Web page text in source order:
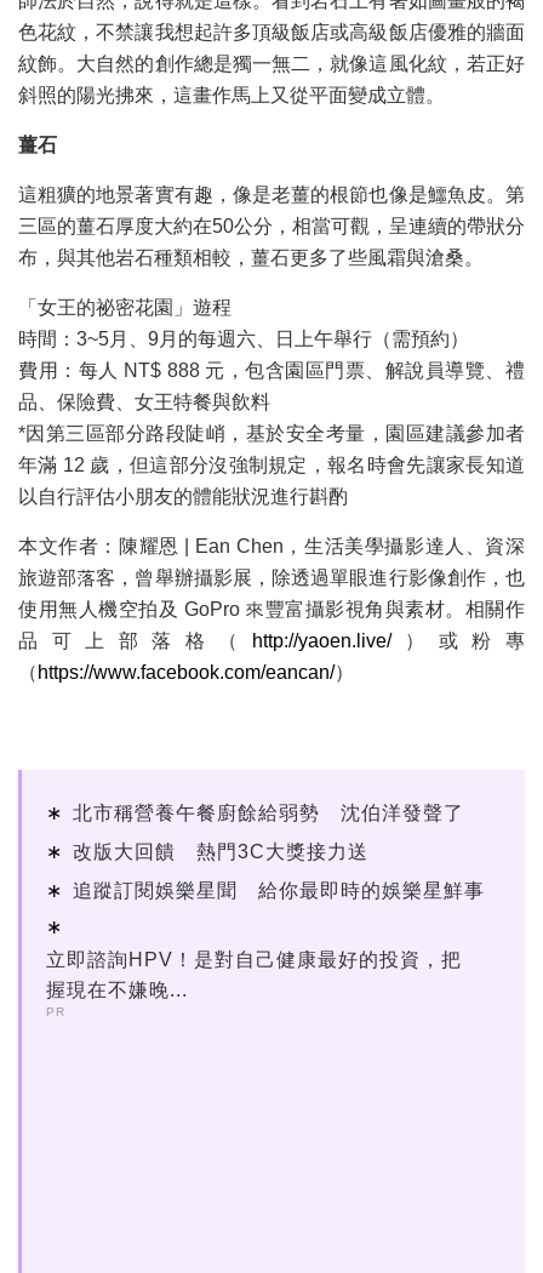
色花紋，不禁讓我想起許多頂級飯店或高級飯店優雅的牆面
紋飾。大自然的創作總是獨一無二，就像這風化紋，若正好
斜照的陽光拂來，這畫作馬上又從平面變成立體。
薑石
這粗獷的地景著實有趣，像是老薑的根節也像是鱷魚皮。第
三區的薑石厚度大約在50公分，相當可觀，呈連續的帶狀分
布，與其他岩石種類相較，薑石更多了些風霜與滄桑。
「女王的祕密花園」遊程
時間：3~5月、9月的每週六、日上午舉行（需預約）
費用：每人 NT$ 888 元，包含園區門票、解說員導覽、禮
品、保險費、女王特餐與飲料
*因第三區部分路段陡峭，基於安全考量，園區建議參加者
年滿 12 歲，但這部分沒強制規定，報名時會先讓家長知道
以自行評估小朋友的體能狀況進行斟酌
本文作者：陳耀恩 | Ean Chen，生活美學攝影達人、資深
旅遊部落客，曾舉辦攝影展，除透過單眼進行影像創作，也
使用無人機空拍及 GoPro 來豐富攝影視角與素材。相關作
品可上部落格（
http://yaoen.live/）或粉專
（ https://www.facebook.com/eancan/）
北市稱營養午餐廚餘給弱勢 沈伯洋發聲了
改版大回饋 熱門3C大獎接力送
追蹤訂閱娛樂星聞 給你最即時的娛樂星鮮事
立即諮詢HPV！是對自己健康最好的投資，把
握現在不嫌晚...
PR